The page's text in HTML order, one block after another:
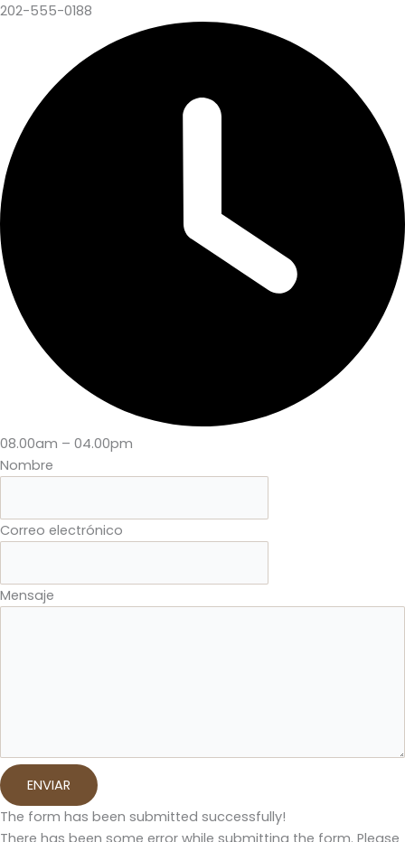
202-555-0188
08.00am – 04.00pm
Nombre
Correo electrónico
Mensaje
ENVIAR
The form has been submitted successfully!